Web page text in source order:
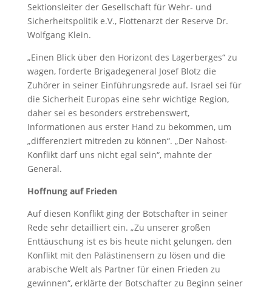
Sektionsleiter der Gesellschaft für Wehr- und
Sicherheitspolitik e.V., Flottenarzt der Reserve Dr.
Wolfgang Klein.
„Einen Blick über den Horizont des Lagerberges“ zu
wagen, forderte Brigadegeneral Josef Blotz die
Zuhörer in seiner Einführungsrede auf. Israel sei für
die Sicherheit Europas eine sehr wichtige Region,
daher sei es besonders erstrebenswert,
Informationen aus erster Hand zu bekommen, um
„differenziert mitreden zu können“. „Der Nahost-
Konflikt darf uns nicht egal sein“, mahnte der
General.
Hoffnung auf Frieden
Auf diesen Konflikt ging der Botschafter in seiner
Rede sehr detailliert ein. „Zu unserer großen
Enttäuschung ist es bis heute nicht gelungen, den
Konflikt mit den Palästinensern zu lösen und die
arabische Welt als Partner für einen Frieden zu
gewinnen“, erklärte der Botschafter zu Beginn seiner